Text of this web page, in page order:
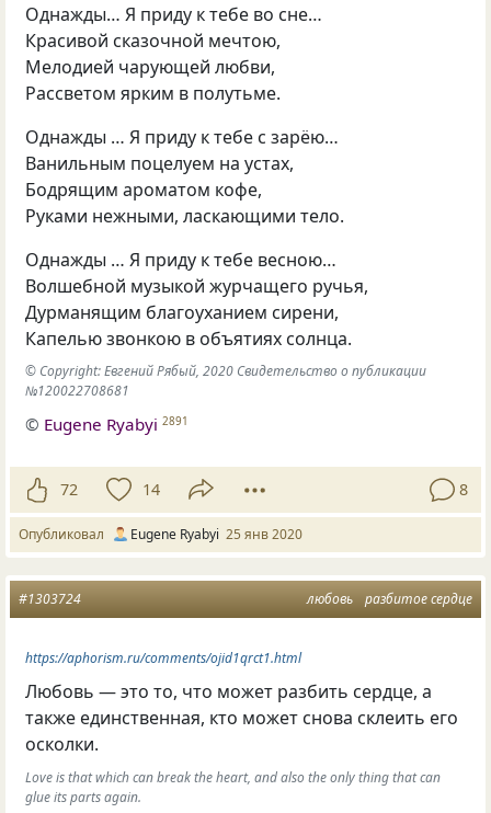
Однажды… Я приду к тебе во сне…
Красивой сказочной мечтою,
Мелодией чарующей любви,
Рассветом ярким в полутьме.
Однажды … Я приду к тебе с зарёю…
Ванильным поцелуем на устах,
Бодрящим ароматом кофе,
Руками нежными, ласкающими тело.
Однажды … Я приду к тебе весною…
Волшебной музыкой журчащего ручья,
Дурманящим благоуханием сирени,
Капелью звонкою в объятиях солнца.
© Copyright: Евгений Рябый, 2020 Свидетельство о публикации
№120022708681
© Eugene Ryabyi 2891
72 14 8
Опубликовал Eugene Ryabyi 25 янв 2020
любовь разбитое сердце
#1303724
https://aphorism.ru/comments/ojid1qrct1.html
Любовь — это то, что может разбить сердце, а
также единственная, кто может снова склеить его
осколки.
Love is that which can break the heart, and also the only thing that can
glue its parts again.